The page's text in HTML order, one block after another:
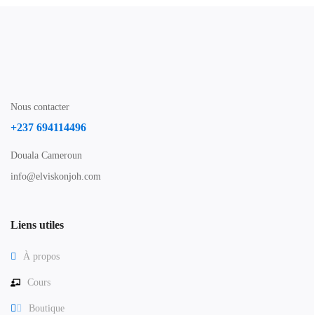
Nous contacter
+237 694114496
Douala Cameroun
info@elviskonjoh.com
Liens utiles
À propos
Cours
Boutique